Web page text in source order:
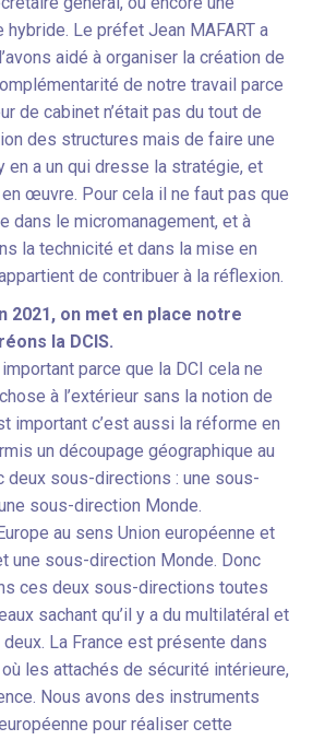
Le préfet Jean MAFART a
aidé à organiser la création de
de notre travail parce
de cabinet n’était pas du tout de
des structures mais de faire une
en a un qui dresse la stratégie, et
œuvre. Pour cela il ne faut pas que
dans le micromanagement, et à
la technicité et dans la mise en
de contribuer à la réflexion.
2021, on met en place notre
la DCIS.
parce que la DCI cela ne
à l’extérieur sans la notion de
important c’est aussi la réforme en
un découpage géographique au
deux sous-directions : une sous-
sous-direction Monde.
au sens Union européenne et
une sous-direction Monde. Donc
ces deux sous-directions toutes
sachant qu’il y a du multilatéral et
La France est présente dans
les attachés de sécurité intérieure,
Nous avons des instruments
pour réaliser cette